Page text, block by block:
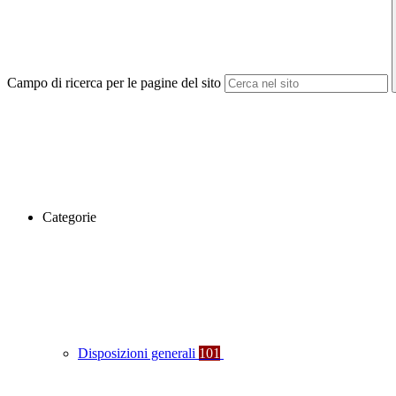
Campo di ricerca per le pagine del sito
Categorie
Disposizioni generali 101